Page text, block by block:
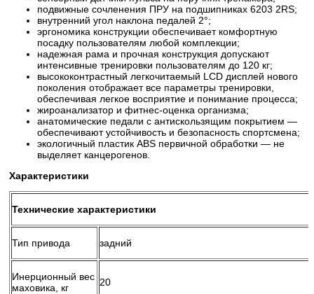
подвижные сочленения ПРУ на подшипниках 6203 2RS;
внутренний угол наклона педалей 2°;
эргономика конструкции обеспечивает комфортную
посадку пользователям любой комплекции;
надежная рама и прочная конструкция допускают
интенсивные тренировки пользователям до 120 кг;
высококонтрастный легкочитаемый LCD дисплей нового
поколения отображает все параметры тренировки,
обеспечивая легкое восприятие и понимание процесса;
жироанализатор и фитнес-оценка организма;
анатомические педали с антискользящим покрытием —
обеспечивают устойчивость и безопасность спортсмена;
экологичный пластик АВS первичной обработки — не
выделяет канцерогенов.
Характеристики
Технические характеристики
Тип привода задний
Инерционный вес
маховика, кг
20